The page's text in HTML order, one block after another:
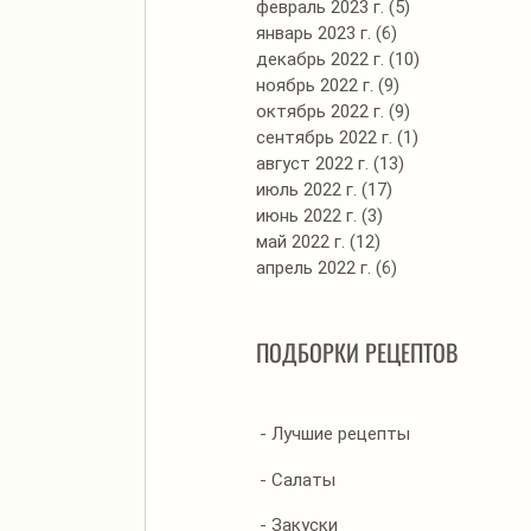
февраль 2023 г. (5)
январь 2023 г. (6)
декабрь 2022 г. (10)
ноябрь 2022 г. (9)
октябрь 2022 г. (9)
сентябрь 2022 г. (1)
август 2022 г. (13)
июль 2022 г. (17)
июнь 2022 г. (3)
май 2022 г. (12)
апрель 2022 г. (6)
ПОДБОРКИ РЕЦЕПТОВ
- Лучшие рецепты
- Салаты
- Закуски